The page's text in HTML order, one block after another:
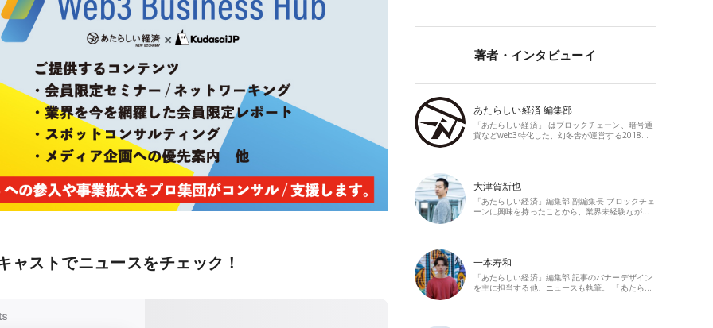
ャストでニュースをチェック！
著者・インタビューイ
あたらしい経済 編集部
「あたらしい経済」 はブロックチェーン、暗号通
貨などweb3特化した、幻冬舎が運営する2018…
大津賀新也
「あたらしい経済」編集部 副編集長 ブロックチェ
ーンに興味を持ったことから、業界未経験なが…
一本寿和
「あたらしい経済」編集部 記事のバナーデザイン
を主に担当する他、ニュースも執筆。 「あたら…